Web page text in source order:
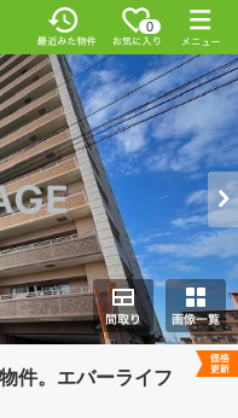
0
件。エバーライフ